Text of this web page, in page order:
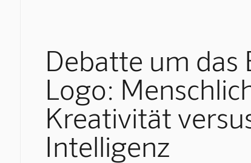
Debatte um das
Logo:
Kreativität
Intelligenz